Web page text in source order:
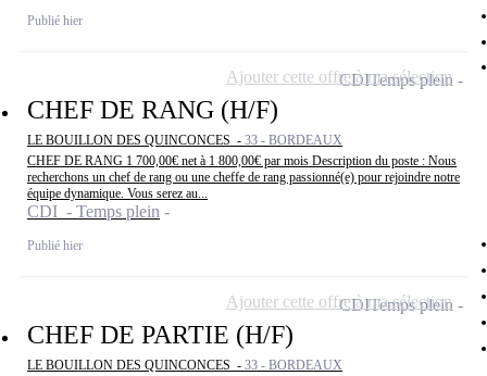
Publié hier
CHEF DE RANG (H/F)
LE BOUILLON DES QUINCONCES - 33 - BORDEAUX
CHEF DE RANG 1 700,00€ net à 1 800,00€ par mois Description du poste : Nous
recherchons un chef de rang ou une cheffe de rang passionné(e) pour rejoindre notre
équipe dynamique. Vous serez au...
CDI - Temps plein
Publié hier
CDITemps plein
Ajouter cette offre à ma sélection
CHEF DE PARTIE (H/F)
LE BOUILLON DES QUINCONCES - 33 - BORDEAUX
CDITemps plein
Ajouter cette offre à ma sélection